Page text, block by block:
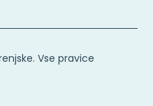
Vse pravice